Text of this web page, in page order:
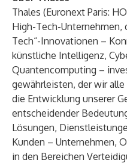
Thales (Euronext Paris:
High-Tech-Unternehmen,
Tech“-Innovationen –
künstliche Intelligenz,
Quantencomputing –
gewährleisten, der wir
die Entwicklung unserer
entscheidender
Lösungen,
Kunden – Unternehmen,
in den Bereichen